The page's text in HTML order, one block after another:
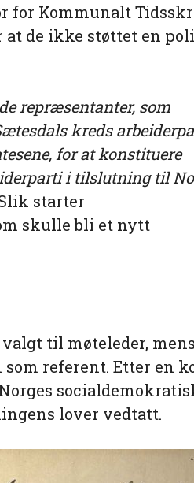
for Kommunalt
at de ikke støttet en
repræsentanter, som
kreds
for at konstituere
i tilslutning til
starter
skulle bli et nytt
til møteleder, mens
referent. Etter en
lover vedtatt.